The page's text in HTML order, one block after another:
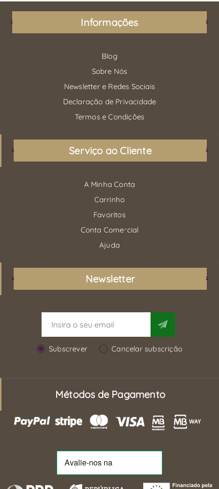
Informações
Blog
Sobre Nós
Newsletter e Redes Sociais
Declaração de Privacidade
Termos e Condições
Serviço ao Cliente
A Minha Conta
Carrinho
Favoritos
Conta Comercial
Ajuda
Newsletter
Subscrever Cancelar subscrição
Métodos de Pagamento